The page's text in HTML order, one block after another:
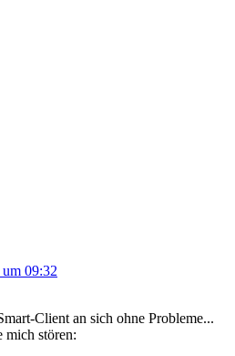
09:32
Client an sich ohne Probleme...
mich stören: